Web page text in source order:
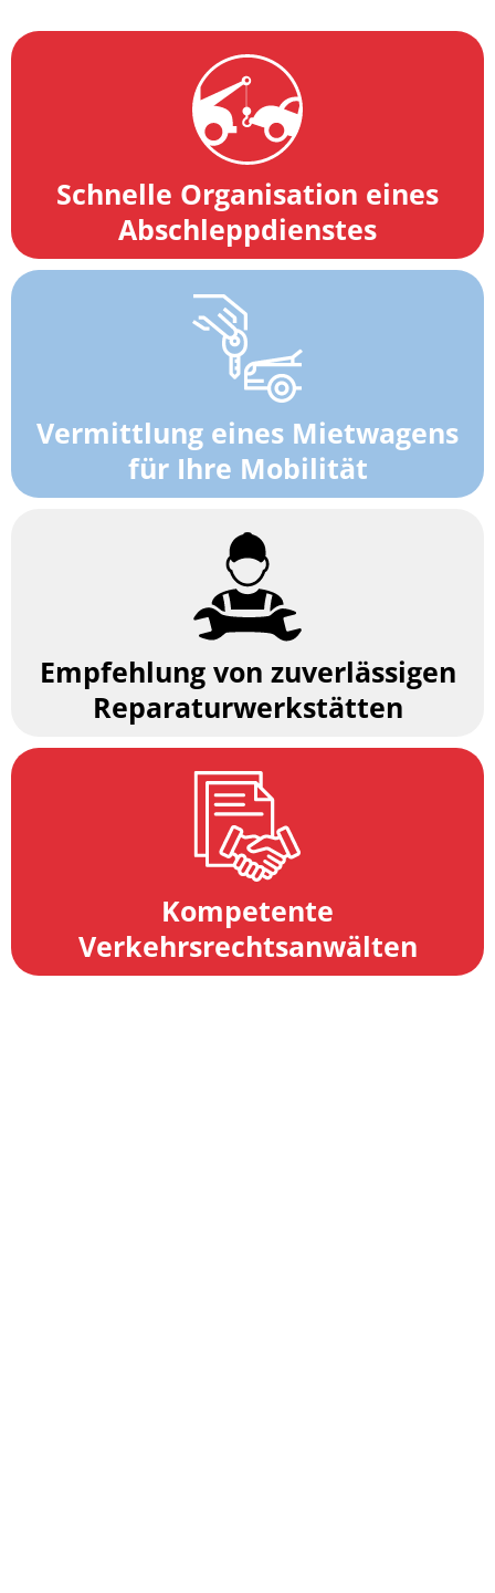
Schnelle Organisation eines
Abschleppdienstes
Vermittlung eines Mietwagens
für Ihre Mobilität
Empfehlung von zuverlässigen
Reparaturwerkstätten
Kompetente
Verkehrsrechtsanwälten